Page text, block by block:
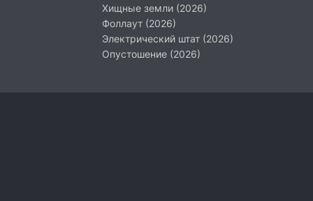
Хищные земли (2026)
Фоллаут (2026)
Электрический штат (2026)
Опустошение (2026)